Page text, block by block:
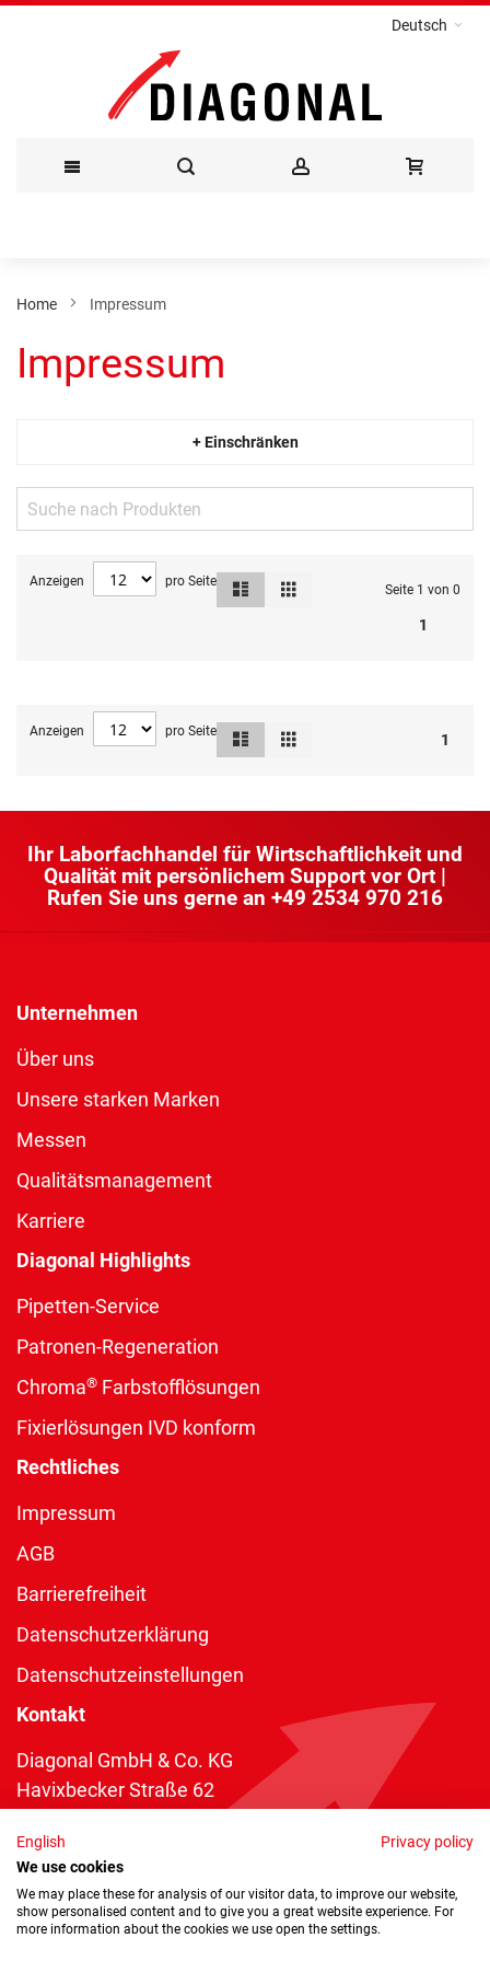
Deutsch
Inhalt
Home Impressum
Impressum
+ Einschränken
Anzeigen pro Seite
Seite 1 von 0
1
Ansicht
Anzeigen pro Seite 1
Ansicht
Ihr Laborfachhandel für Wirtschaftlichkeit und
Qualität mit persönlichem Support vor Ort |
Rufen Sie uns gerne an +49 2534 970 216
Unternehmen
Über uns
Unsere starken Marken
Messen
Qualitätsmanagement
Karriere
Diagonal Highlights
Pipetten-Service
Patronen-Regeneration
Chroma® Farbstofflösungen
Fixierlösungen IVD konform
Rechtliches
Impressum
AGB
Barrierefreiheit
Datenschutzerklärung
Datenschutzeinstellungen
Kontakt
Diagonal GmbH & Co. KG
Havixbecker Straße 62
Telefon:+49 2534 970 216
Telefax: +49 2534 970 116
info@diagonal.de
English
Privacy policy
We use cookies
We may place these for analysis of our visitor data, to improve our website,
show personalised content and to give you a great website experience. For
more information about the cookies we use open the settings.